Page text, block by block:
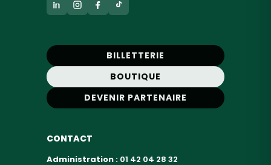
BILLETTERIE
BOUTIQUE
DEVENIR PARTENAIRE
CONTACT
Administration : 01 42 04 28 32